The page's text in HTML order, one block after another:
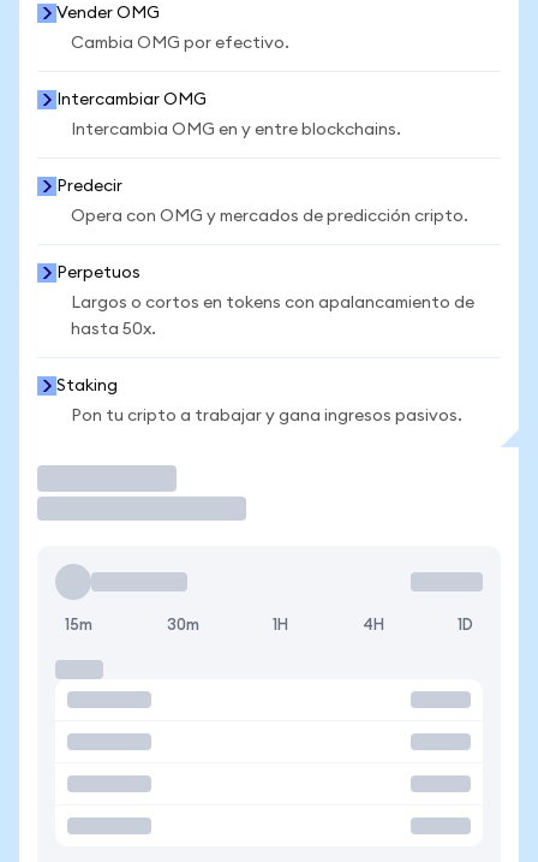
Vender OMG
Cambia OMG por efectivo.
Intercambiar OMG
Intercambia OMG en y entre blockchains.
Predecir
Opera con OMG y mercados de predicción cripto.
Perpetuos
Largos o cortos en tokens con apalancamiento de
hasta 50x.
Staking
Pon tu cripto a trabajar y gana ingresos pasivos.
15m 30m 1H 4H 1D